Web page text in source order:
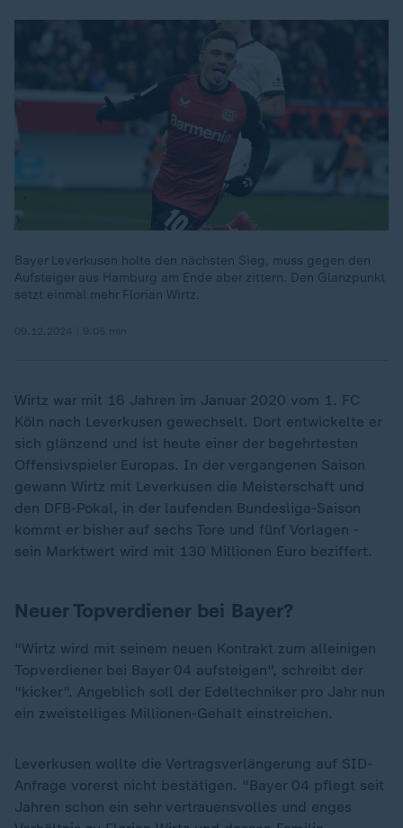
Bayer Leverkusen holte den nächsten Sieg, muss gegen den
Aufsteiger aus Hamburg am Ende aber zittern. Den Glanzpunkt
setzt einmal mehr Florian Wirtz.
Wirtz war mit 16 Jahren im Januar 2020 vom 1. FC
Köln nach Leverkusen gewechselt. Dort entwickelte er
sich glänzend und ist heute einer der begehrtesten
Offensivspieler Europas. In der vergangenen Saison
gewann Wirtz mit Leverkusen die Meisterschaft und
den DFB-Pokal, in der laufenden Bundesliga-Saison
kommt er bisher auf sechs Tore und fünf Vorlagen -
sein Marktwert wird mit 130 Millionen Euro beziffert.
Neuer Topverdiener bei Bayer?
"Wirtz wird mit seinem neuen Kontrakt zum alleinigen
Topverdiener bei Bayer 04 aufsteigen", schreibt der
"kicker". Angeblich soll der Edeltechniker pro Jahr nun
ein zweistelliges Millionen-Gehalt einstreichen.
Leverkusen wollte die Vertragsverlängerung auf SID-
Anfrage vorerst nicht bestätigen. "Bayer 04 pflegt seit
Jahren schon ein sehr vertrauensvolles und enges